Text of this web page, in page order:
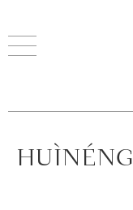
HUÌNÉNG